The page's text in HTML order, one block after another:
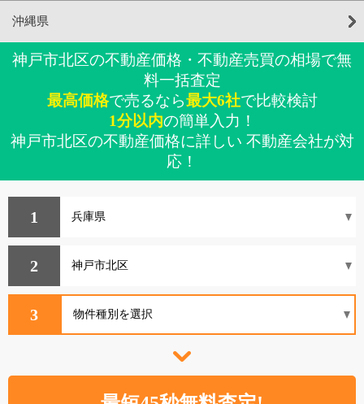
沖縄県
神戸市北区の不動産価格・不動産売買の相場で無
料一括査定
最高価格で売るなら最大6社で比較検討
1分以内の簡単入力！
神戸市北区の不動産価格に詳しい 不動産会社が対
応！
1
2
3